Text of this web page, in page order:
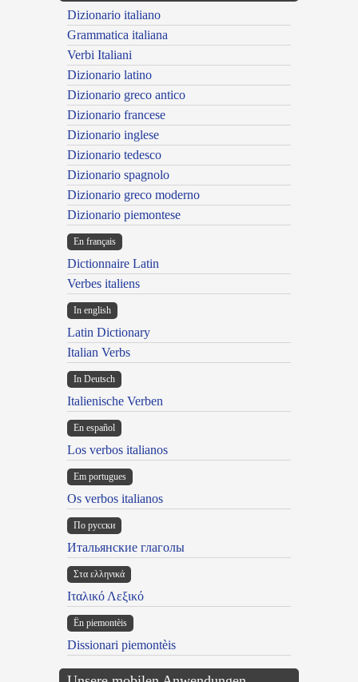
Dizionario italiano
Grammatica italiana
Verbi Italiani
Dizionario latino
Dizionario greco antico
Dizionario francese
Dizionario inglese
Dizionario tedesco
Dizionario spagnolo
Dizionario greco moderno
Dizionario piemontese
En français
Dictionnaire Latin
Verbes italiens
In english
Latin Dictionary
Italian Verbs
In Deutsch
Italienische Verben
En español
Los verbos italianos
Em portugues
Os verbos italianos
По русски
Итальянские глаголы
Στα ελληνικά
Ιταλικό Λεξικό
Ën piemontèis
Dissionari piemontèis